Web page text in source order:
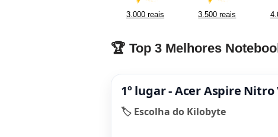
3.000 reais 3.500 reais
🏆 Top 3 Melhores
1º lugar - Acer Aspire Nitro
🏷️ Escolha do Kilobyte